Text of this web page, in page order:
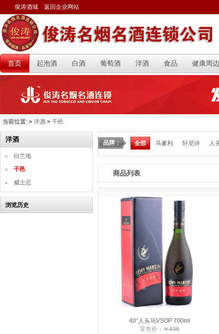
俊涛酒城 返回企业网站
首页 起泡酒 白酒 葡萄酒 洋酒 食品 健康周边
当前位置: > 洋酒 > 干邑
洋酒
白兰地
干邑
威士忌
浏览历史
品牌： 全部 马爹利 轩尼诗 人
商品列表
40°人头马VSOP 700ml
零售价： ￥438